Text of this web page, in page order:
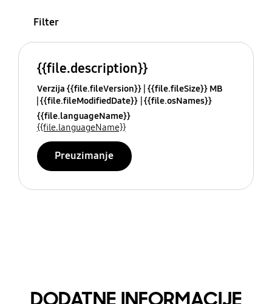
Filter
{{file.description}}
Verzija {{file.fileVersion}} {{file.fileSize}} MB
{{file.fileModifiedDate}} {{file.osNames}}
{{file.languageName}}
{{file.languageName}}
Preuzimanje